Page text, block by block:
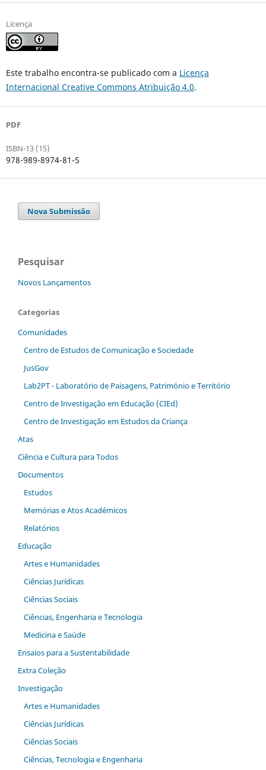
Licença
Este trabalho encontra-se publicado com a Licença
Internacional Creative Commons Atribuição 4.0.
PDF
ISBN-13 (15)
978-989-8974-81-5
Nova Submissão
Pesquisar
Novos Lançamentos
Categorias
Comunidades
Centro de Estudos de Comunicação e Sociedade
JusGov
Lab2PT - Laboratório de Paisagens, Património e Território
Centro de Investigação em Educação (CIEd)
Centro de Investigação em Estudos da Criança
Atas
Ciência e Cultura para Todos
Documentos
Estudos
Memórias e Atos Académicos
Relatórios
Educação
Artes e Humanidades
Ciências Jurídicas
Ciências Sociais
Ciências, Engenharia e Tecnologia
Medicina e Saúde
Ensaios para a Sustentabilidade
Extra Coleção
Investigação
Artes e Humanidades
Ciências Jurídicas
Ciências Sociais
Ciências, Tecnologia e Engenharia